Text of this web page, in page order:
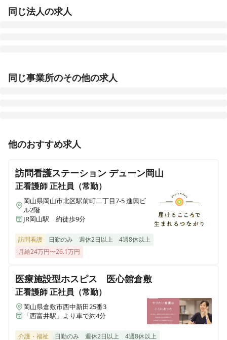
同じ法人の求人
愛媛県松山市
くるむ訪問看護ステーション 東刈谷
くるむ訪問看護ステーション今治
愛媛県今治市場所選定中
くるむ訪問看護ステーション福山
くるむ訪問看護ステーション湖北
静岡県浜松市浜名区細江町中川985-2 ティアラ1F
くるむ訪問看護ステーション総社
同じ事業所のその他の求人
正看護師 正社員（常勤）
【岡山市】年間休日120日｜日勤のみ｜社会保険完備◎
護ステーションで、看護師としてお仕事しませんか？
他のおすすめ求人
訪問看護ステーション デューン岡山
正看護師正社員（常勤）
岡山県岡山市北区駅前町二丁目7-5 進興ビ
ル2階
JR岡山駅 約徒歩9分
訪問看護 日勤のみ 週休2日以上
4週8休以上
月給24万円〜26.1万円
医療施設型ホスピス 医心館倉敷
正看護師正社員（常勤）
岡山県倉敷市西中新田25番3
「西富井駅」より車で約4分
介護・福祉 日勤のみ 週休2日以上
4週8休以上